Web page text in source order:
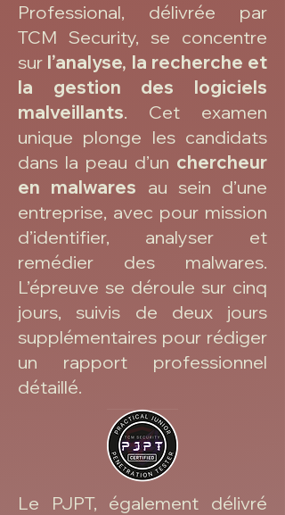
Professional, délivrée par
TCM Security, se concentre
sur l’analyse, la recherche et
la gestion des logiciels
malveillants. Cet examen
unique plonge les candidats
dans la peau d’un chercheur
en malwares au sein d’une
entreprise, avec pour mission
d’identifier, analyser et
remédier des malwares.
L’épreuve se déroule sur cinq
jours, suivis de deux jours
supplémentaires pour rédiger
un rapport professionnel
détaillé.
Le PJPT, également délivré